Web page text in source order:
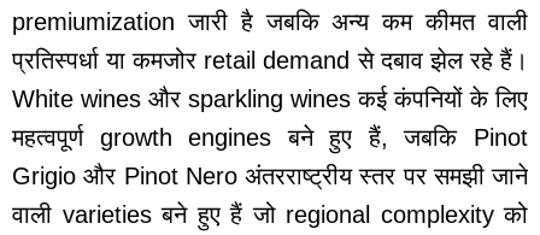
premiumization जारी है जबकि अन्य कम कीमत वाली
प्रतिस्पर्धा या कमजोर retail demand से दबाव झेल रहे हैं।
White wines और sparkling wines कई कंपनियों के लिए
महत्वपूर्ण growth engines बने हुए हैं, जबकि Pinot
Grigio और Pinot Nero अंतरराष्ट्रीय स्तर पर समझी जाने
वाली varieties बने हुए हैं जो regional complexity को